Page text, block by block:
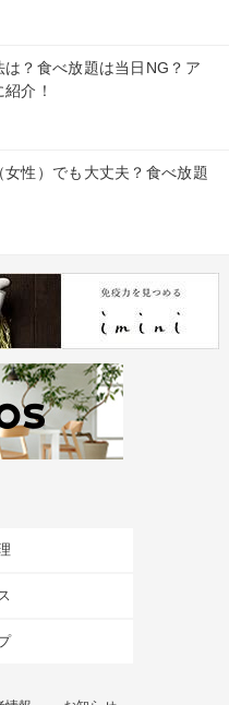
？食べ放題は当日NG？ア
介！
性）でも大丈夫？食べ放題